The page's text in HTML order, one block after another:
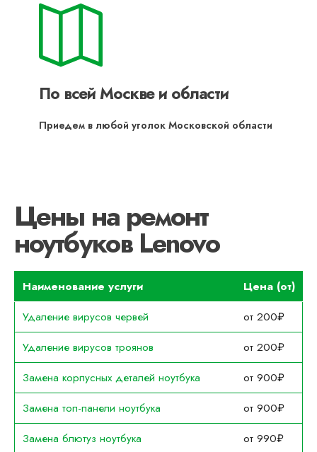
По всей Москве и области
Приедем в любой уголок Московской области
Цены на ремонт
ноутбуков Lenovo
Наименование услуги
Цена (от)
Удаление вирусов червей
от 200₽
Удаление вирусов троянов
от 200₽
Замена корпусных деталей ноутбука
от 900₽
Замена топ-панели ноутбука
от 900₽
Замена блютуз ноутбука
от 990₽